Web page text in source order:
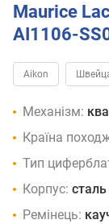
Maurice
AI1106-
Aikon
Механізм:
Країна
Тип
Корпус: сталь
Ремінець: